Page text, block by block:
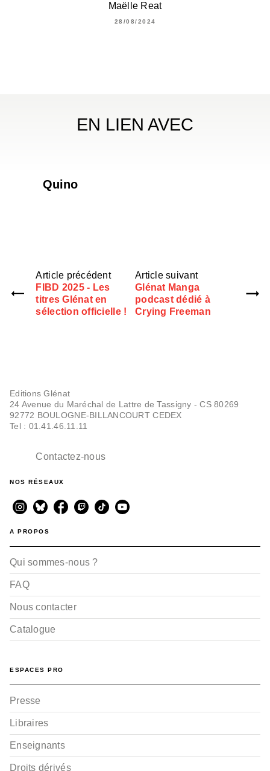
Maëlle Reat
28/08/2024
EN LIEN AVEC
Quino
Article précédent
FIBD 2025 - Les
titres Glénat en
sélection officielle !
Article suivant
Glénat Manga
podcast dédié à
Crying Freeman
Editions Glénat
24 Avenue du Maréchal de Lattre de Tassigny - CS 80269
92772 BOULOGNE-BILLANCOURT CEDEX
Tel : 01.41.46.11.11
Contactez-nous
NOS RÉSEAUX
A PROPOS
Qui sommes-nous ?
FAQ
Nous contacter
Catalogue
ESPACES PRO
Presse
Libraires
Enseignants
Droits dérivés